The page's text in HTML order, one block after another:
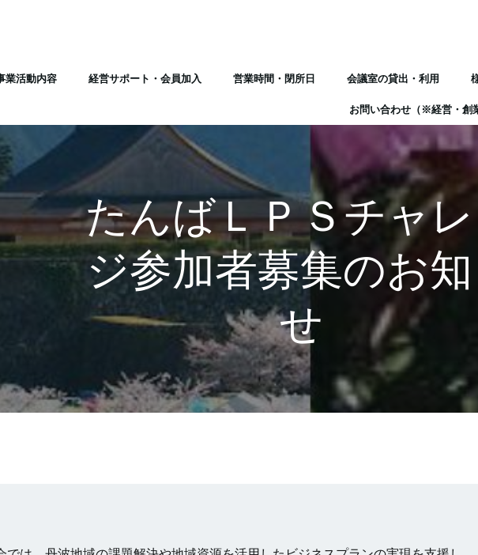
業活動内容 経営サポート・会員加入 営業時間・閉所日 会議室の貸出・利用
お問い合わせ（※経営・創
たんばＬＰＳチャ
ジ参加者募集のお
せ